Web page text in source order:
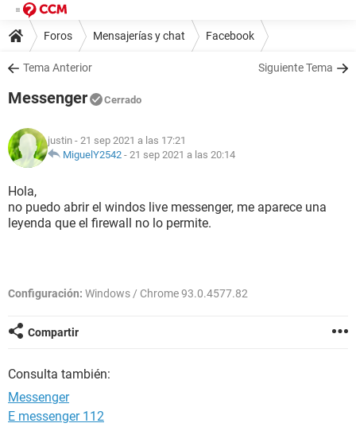
Foros Mensajerías y chat Facebook
Tema Anterior Siguiente Tema
Messenger Cerrado
justin - 21 sep 2021 a las 17:21
MiguelY2542 - 21 sep 2021 a las 20:14
Hola,
no puedo abrir el windos live messenger, me aparece una
leyenda que el firewall no lo permite.
Configuración: Windows / Chrome 93.0.4577.82
Compartir
Consulta también:
Messenger
E messenger 112